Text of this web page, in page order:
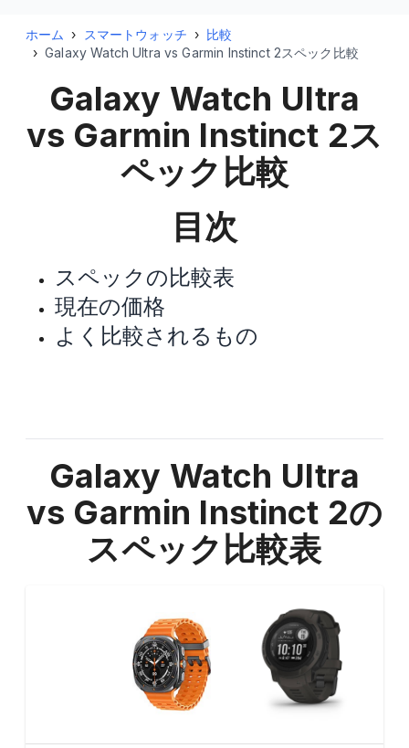
ホーム › スマートウォッチ › 比較
› Galaxy Watch Ultra vs Garmin Instinct 2スペック比較
Galaxy Watch Ultra
vs Garmin Instinct 2ス
ペック比較
目次
スペックの比較表
現在の価格
よく比較されるもの
Galaxy Watch Ultra
vs Garmin Instinct 2の
スペック比較表